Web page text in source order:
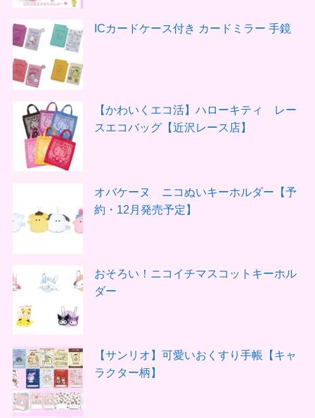
ICカードケース付き カードミラー 手鏡
【かわいくエコ活】ハローキティ レー
スエコバッグ【近沢レース店】
オバケーヌ ニコぬいキーホルダー【予
約・12月発売予定】
おそろい！ニコイチマスコットキーホル
ダー
【サンリオ】可愛いおくすり手帳【キャ
ラクター柄】